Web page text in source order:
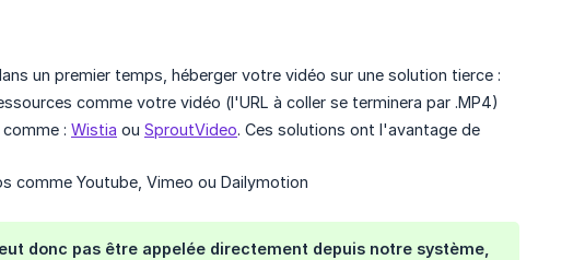
un premier temps, héberger votre vidéo sur une solution tierce :
comme votre vidéo (l'URL à coller se terminera par .MP4)
: Wistia ou SproutVideo. Ces solutions ont l'avantage de
comme Youtube, Vimeo ou Dailymotion
donc pas être appelée directement depuis notre système,